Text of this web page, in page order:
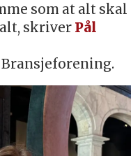
som at alt skal
skriver Pål